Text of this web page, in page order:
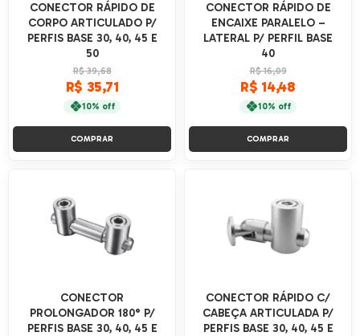
CONECTOR RÁPIDO DE
CORPO ARTICULADO P/
PERFIS BASE 30, 40, 45 E
50
R$ 39,68
R$ 35,71
10% off
COMPRAR
CONECTOR RÁPIDO DE
ENCAIXE PARALELO –
LATERAL P/ PERFIL BASE
40
R$ 16,09
R$ 14,48
10% off
COMPRAR
CONECTOR
PROLONGADOR 180° P/
PERFIS BASE 30, 40, 45 E
CONECTOR RÁPIDO C/
CABEÇA ARTICULADA P/
PERFIS BASE 30, 40, 45 E